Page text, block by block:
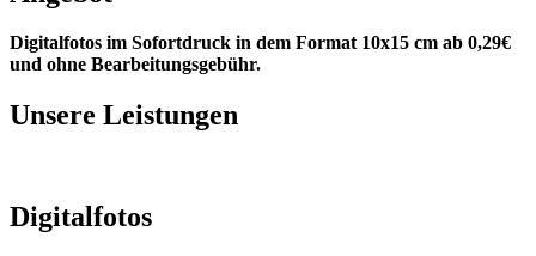
Digitalfotos im Sofortdruck in dem Format 10x15 cm ab 0,29€
und ohne Bearbeitungsgebühr.
Unsere Leistungen
Digitalfotos